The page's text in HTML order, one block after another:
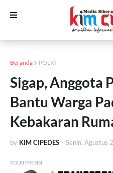
Beranda POLRI
Sigap, Anggota
Bantu Warga
Kebakaran
by KIM CIPEDES - Senin, Agustus
POLRI PRESISI